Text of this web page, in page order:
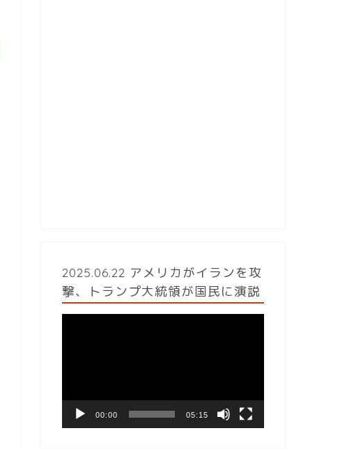
2025.06.22 アメリカがイランを攻
撃、トランプ大統領が国民に演説
ヤ
00:00 05:15